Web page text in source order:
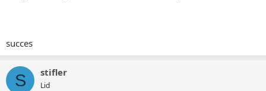
succes
S stifler
Lid